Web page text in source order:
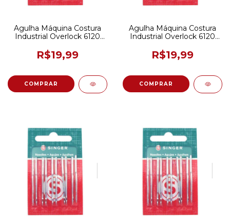
Agulha Máquina Costura
Industrial Overlock 6120
R$19,99
Agulha Máquina Costura
Industrial Overlock 6120
R$19,99